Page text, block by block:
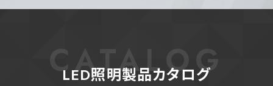
CATALOG
LED照明製品カタログ